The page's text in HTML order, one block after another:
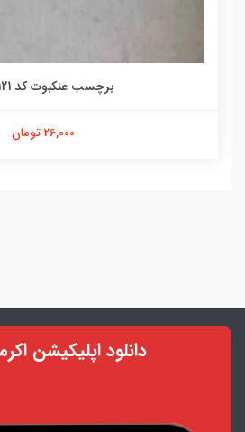
برچسب عنکبوت کد 6907121
26,000 تومان
دانلود اپلیکیشن